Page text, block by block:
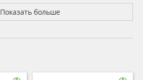
Показать больше